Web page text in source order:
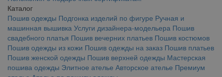
Каталог
Пошив одежды Подгонка изделий по фигуре Ручная и
машинная вышивка Услуги дизайнера-модельера Пошив
свадебного платья Пошив вечерних платьев Пошив костюмов
Пошив одежды из кожи Пошив одежды на заказ Пошив платьев
Пошив женской одежды Пошив верхней одежды Мастерская
пошива одежды Элитное ателье Авторское ателье Премиум